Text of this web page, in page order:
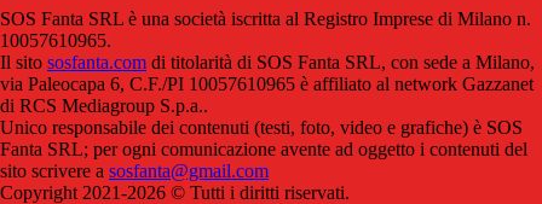
SOS Fanta SRL è una società iscritta al Registro Imprese di Milano n.
10057610965.
Il sito sosfanta.com di titolarità di SOS Fanta SRL, con sede a Milano,
via Paleocapa 6, C.F./PI 10057610965 è affiliato al network Gazzanet
di RCS Mediagroup S.p.a..
Unico responsabile dei contenuti (testi, foto, video e grafiche) è SOS
Fanta SRL; per ogni comunicazione avente ad oggetto i contenuti del
sito scrivere a sosfanta@gmail.com
Copyright 2021-2026 © Tutti i diritti riservati.